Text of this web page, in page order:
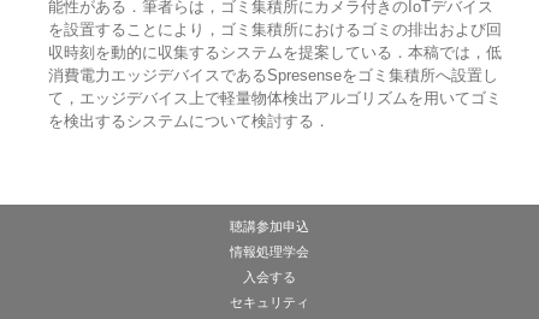
能性がある．筆者らは，ゴミ集積所にカメラ付きのIoTデバイス
を設置することにより，ゴミ集積所におけるゴミの排出および回
収時刻を動的に収集するシステムを提案している．本稿では，低
消費電力エッジデバイスであるSpresenseをゴミ集積所へ設置し
て，エッジデバイス上で軽量物体検出アルゴリズムを用いてゴミ
を検出するシステムについて検討する．
聴講参加申込
情報処理学会
入会する
セキュリティ